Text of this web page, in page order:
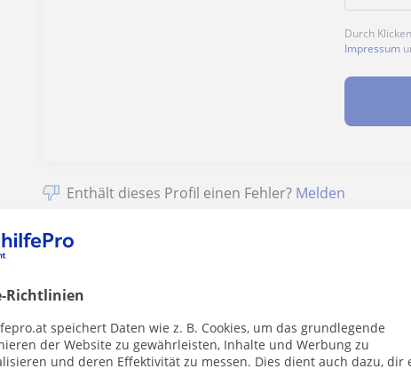
Richtlinien
speichert Daten wie z. B. Cookies, um das grundlegende
der Website zu gewährleisten, Inhalte und Werbung zu
und deren Effektivität zu messen. Dies dient auch dazu, dir
Durch
Impressum
Enthält dieses Profil einen Fehler? Melden
die dich interessieren könnten